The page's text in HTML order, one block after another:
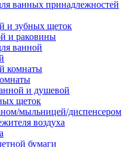
ванных принадлежностей
и зубных щеток
и раковины
ванной
комнаты
и душевой
щеток
мыльницей/диспенсером
воздуха
бумаги